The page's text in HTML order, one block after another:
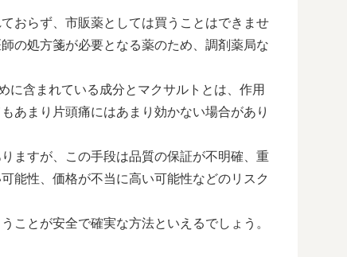
おらず、市販薬としては買うことはできませ
の処方箋が必要となる薬のため、調剤薬局な
に含まれている成分とマクサルトとは、作用
あまり片頭痛にはあまり効かない場合があり
ますが、この手段は品質の保証が不明確、重
能性、価格が不当に高い可能性などのリスク
ことが安全で確実な方法といえるでしょう。